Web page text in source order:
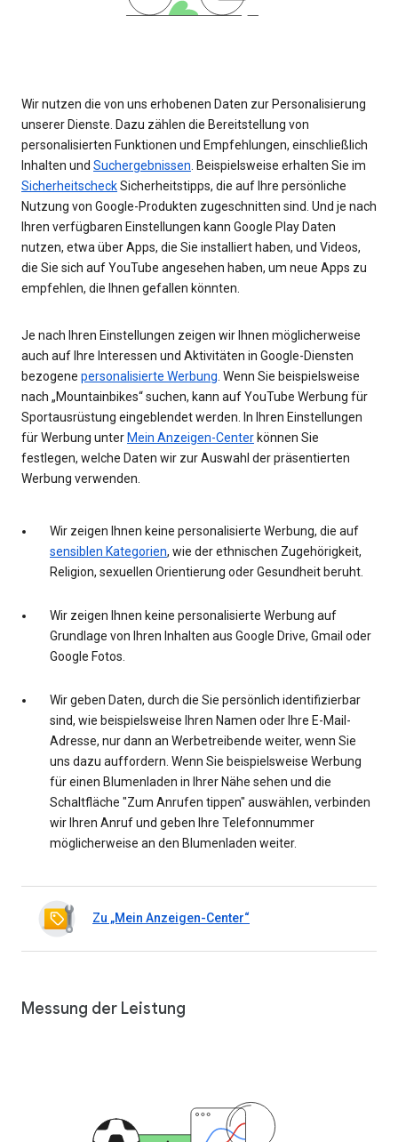
Wir nutzen die von uns erhobenen Daten zur Personalisierung
unserer Dienste. Dazu zählen die Bereitstellung von
personalisierten Funktionen und Empfehlungen, einschließlich
Inhalten und Suchergebnissen . Beispielsweise erhalten Sie im
SicherheitscheckSicherheitstipps, die auf Ihre persönliche
Nutzung von Google-Produkten zugeschnitten sind. Und je nach
Ihren verfügbaren Einstellungen kann Google Play Daten
nutzen, etwa über Apps, die Sie installiert haben, und Videos,
die Sie sich auf YouTube angesehen haben, um neue Apps zu
empfehlen, die Ihnen gefallen könnten.
Je nach Ihren Einstellungen zeigen wir Ihnen möglicherweise
auch auf Ihre Interessen und Aktivitäten in Google-Diensten
bezogene personalisierte Werbung . Wenn Sie beispielsweise
nach „Mountainbikes“ suchen, kann auf YouTube Werbung für
Sportausrüstung eingeblendet werden. In Ihren Einstellungen
für Werbung unterMein Anzeigen-Centerkönnen Sie
festlegen, welche Daten wir zur Auswahl der präsentierten
Werbung verwenden.
Wir zeigen Ihnen keine personalisierte Werbung, die auf
sensiblen Kategorien, wie der ethnischen Zugehörigkeit,
Religion, sexuellen Orientierung oder Gesundheit beruht.
Wir zeigen Ihnen keine personalisierte Werbung auf
Grundlage von Ihren Inhalten aus Google Drive, Gmail oder
Google Fotos.
Wir geben Daten, durch die Sie persönlich identifizierbar
sind, wie beispielsweise Ihren Namen oder Ihre E-Mail-
Adresse, nur dann an Werbetreibende weiter, wenn Sie
uns dazu auffordern. Wenn Sie beispielsweise Werbung
für einen Blumenladen in Ihrer Nähe sehen und die
Schaltfläche "Zum Anrufen tippen" auswählen, verbinden
wir Ihren Anruf und geben Ihre Telefonnummer
möglicherweise an den Blumenladen weiter.
Zu „Mein Anzeigen-Center“
Messung der Leistung